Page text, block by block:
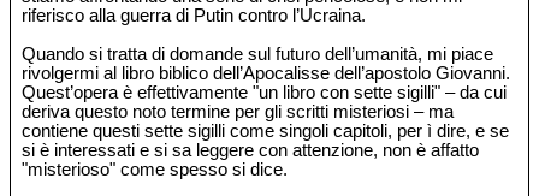
riferisco alla guerra di Putin contro l’Ucraina.
Quando si tratta di domande sul futuro dell’umanità, mi piace
rivolgermi al libro biblico dell’Apocalisse dell’apostolo Giovanni.
Quest’opera è effettivamente "un libro con sette sigilli" – da cui
deriva questo noto termine per gli scritti misteriosi – ma
contiene questi sette sigilli come singoli capitoli, per ì dire, e se
si è interessati e si sa leggere con attenzione, non è affatto
"misterioso" come spesso si dice.